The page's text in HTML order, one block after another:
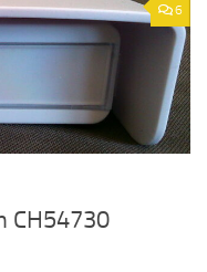
6
CH54730